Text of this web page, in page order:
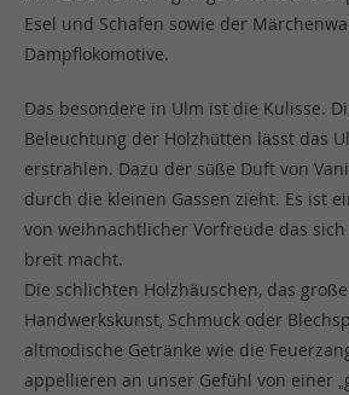
Esel und Schafen sowie der
Dampflokomotive.
Das besondere in Ulm ist die Kulisse.
Beleuchtung der Holzhütten lässt das
erstrahlen. Dazu der süße Duft von
durch die kleinen Gassen zieht. Es ist
von weihnachtlicher Vorfreude das
breit macht.
Die schlichten Holzhäuschen, das
Handwerkskunst, Schmuck oder
altmodische Getränke wie die
appellieren an unser Gefühl von einer